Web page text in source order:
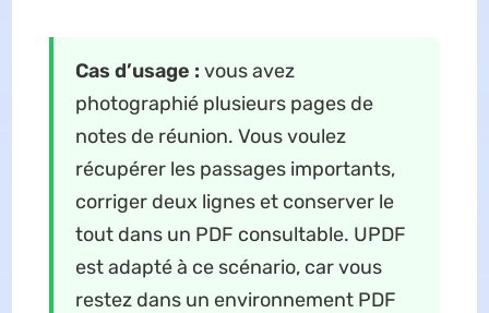
Cas d’usage : vous avez
photographié plusieurs pages de
notes de réunion. Vous voulez
récupérer les passages importants,
corriger deux lignes et conserver le
tout dans un PDF consultable. UPDF
est adapté à ce scénario, car vous
restez dans un environnement PDF